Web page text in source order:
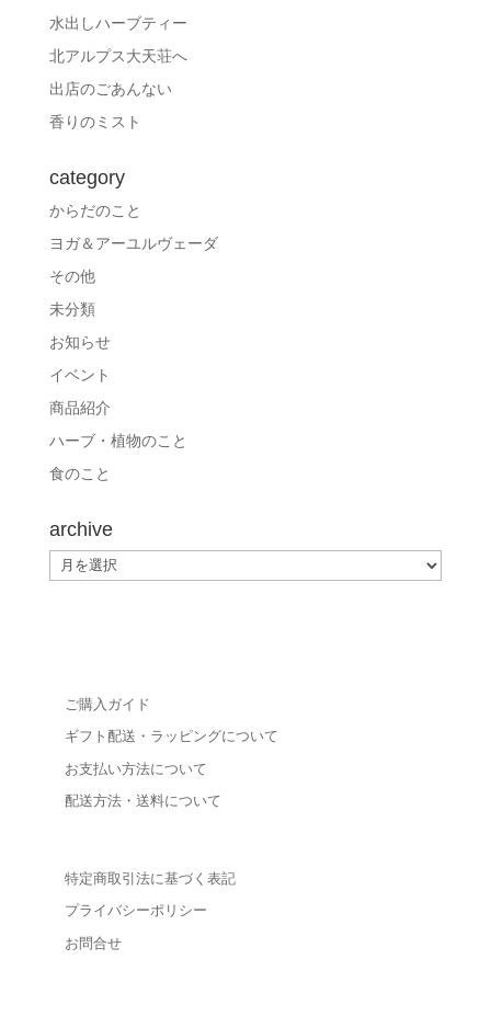
水出しハーブティー
北アルプス大天荘へ
出店のごあんない
香りのミスト
category
からだのこと
ヨガ＆アーユルヴェーダ
その他
未分類
お知らせ
イベント
商品紹介
ハーブ・植物のこと
食のこと
archive
archive
ご購入ガイド
ギフト配送・ラッピングについて
お支払い方法について
配送方法・送料について
特定商取引法に基づく表記
プライバシーポリシー
お問合せ